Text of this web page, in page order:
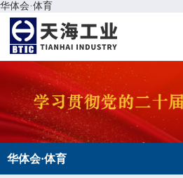
华体会·体育
华体会·体育